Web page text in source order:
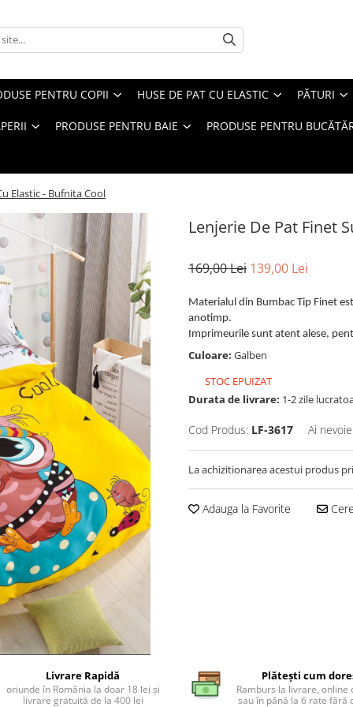
PENTRU COPII HUSE DE PAT CU ELASTIC PĂTURI
PRODUSE PENTRU BAIE PRODUSE PENTRU
Elastic - Bufnita Cool
Lenjerie De Pat Finet
169,00 Lei 139,00 Lei
Materialul din Bumbac Tip Finet
anotimp.
Imprimeurile sunt atent alese,
Culoare: Galben
STOC EPUIZAT
Durata de livrare: 1-2 zile
Cod Produs: LF-3617 Ai
La achizitionarea acestui produs
Adauga la Favorite
Livrare Rapidă
oriunde în România la doar 18 lei și
livrare gratuită de la 400 lei
Plătești cum
Ramburs la livrare, online
sau în până la 6 rate fără